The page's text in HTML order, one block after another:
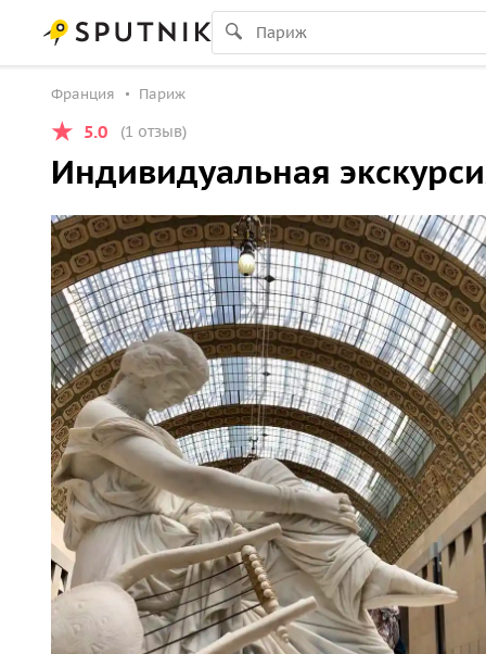
Франция Париж
5.0 (1 отзыв)
Индивидуальная